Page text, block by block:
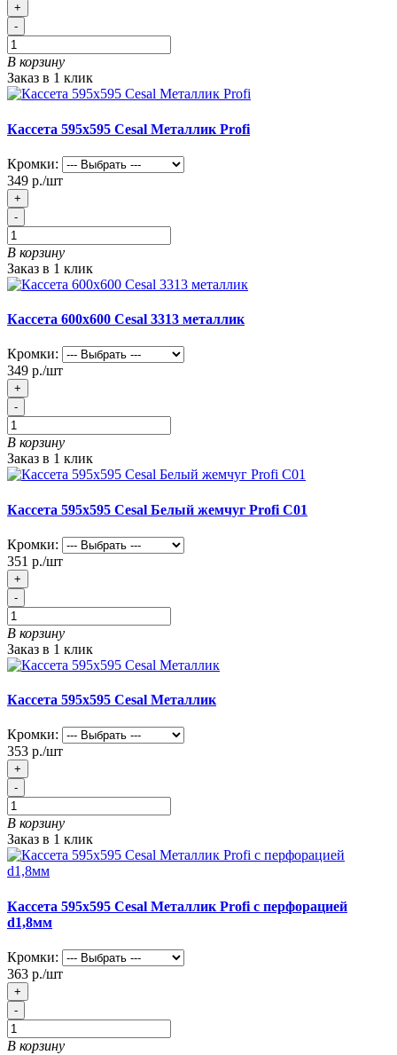
+
-
В корзину
Заказ в 1 клик
Кассета 595х595 Cesal Металлик Profi
Кромки:
349 р./шт
+
-
В корзину
Заказ в 1 клик
Кассета 600х600 Cesal 3313 металлик
Кромки:
349 р./шт
+
-
В корзину
Заказ в 1 клик
Кассета 595х595 Cesal Белый жемчуг Profi С01
Кромки:
351 р./шт
+
-
В корзину
Заказ в 1 клик
Кассета 595х595 Cesal Металлик
Кромки:
353 р./шт
+
-
В корзину
Заказ в 1 клик
Кассета 595х595 Cesal Металлик Profi с перфорацией
d1,8мм
Кромки:
363 р./шт
+
-
В корзину